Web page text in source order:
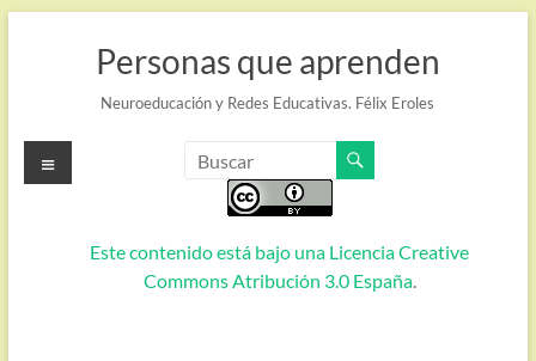
Personas que aprenden
Neuroeducación y Redes Educativas. Félix Eroles
Este contenido está bajo una Licencia Creative
Commons Atribución 3.0 España.
Menú